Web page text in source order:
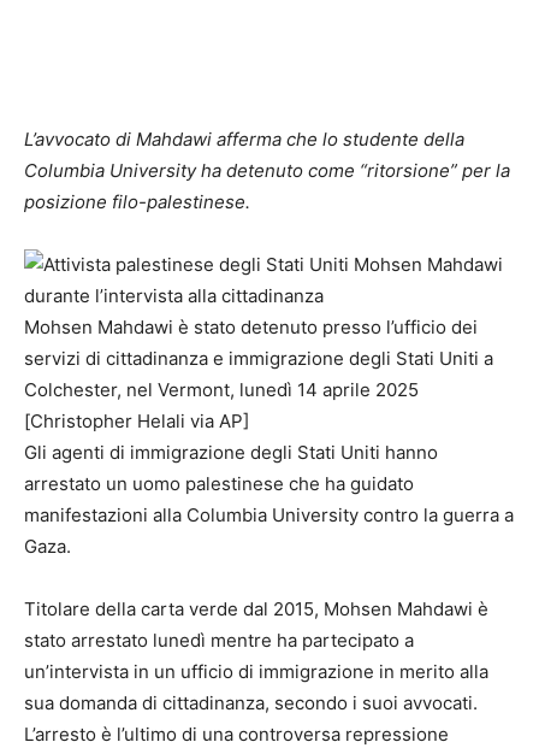
L’avvocato di Mahdawi afferma che lo studente della
Columbia University ha detenuto come “ritorsione” per la
posizione filo-palestinese.
Mohsen Mahdawi è stato detenuto presso l’ufficio dei
servizi di cittadinanza e immigrazione degli Stati Uniti a
Colchester, nel Vermont, lunedì 14 aprile 2025
[Christopher Helali via AP]
Gli agenti di immigrazione degli Stati Uniti hanno
arrestato un uomo palestinese che ha guidato
manifestazioni alla Columbia University contro la guerra a
Gaza.
Titolare della carta verde dal 2015, Mohsen Mahdawi è
stato arrestato lunedì mentre ha partecipato a
un’intervista in un ufficio di immigrazione in merito alla
sua domanda di cittadinanza, secondo i suoi avvocati.
L’arresto è l’ultimo di una controversa repressione